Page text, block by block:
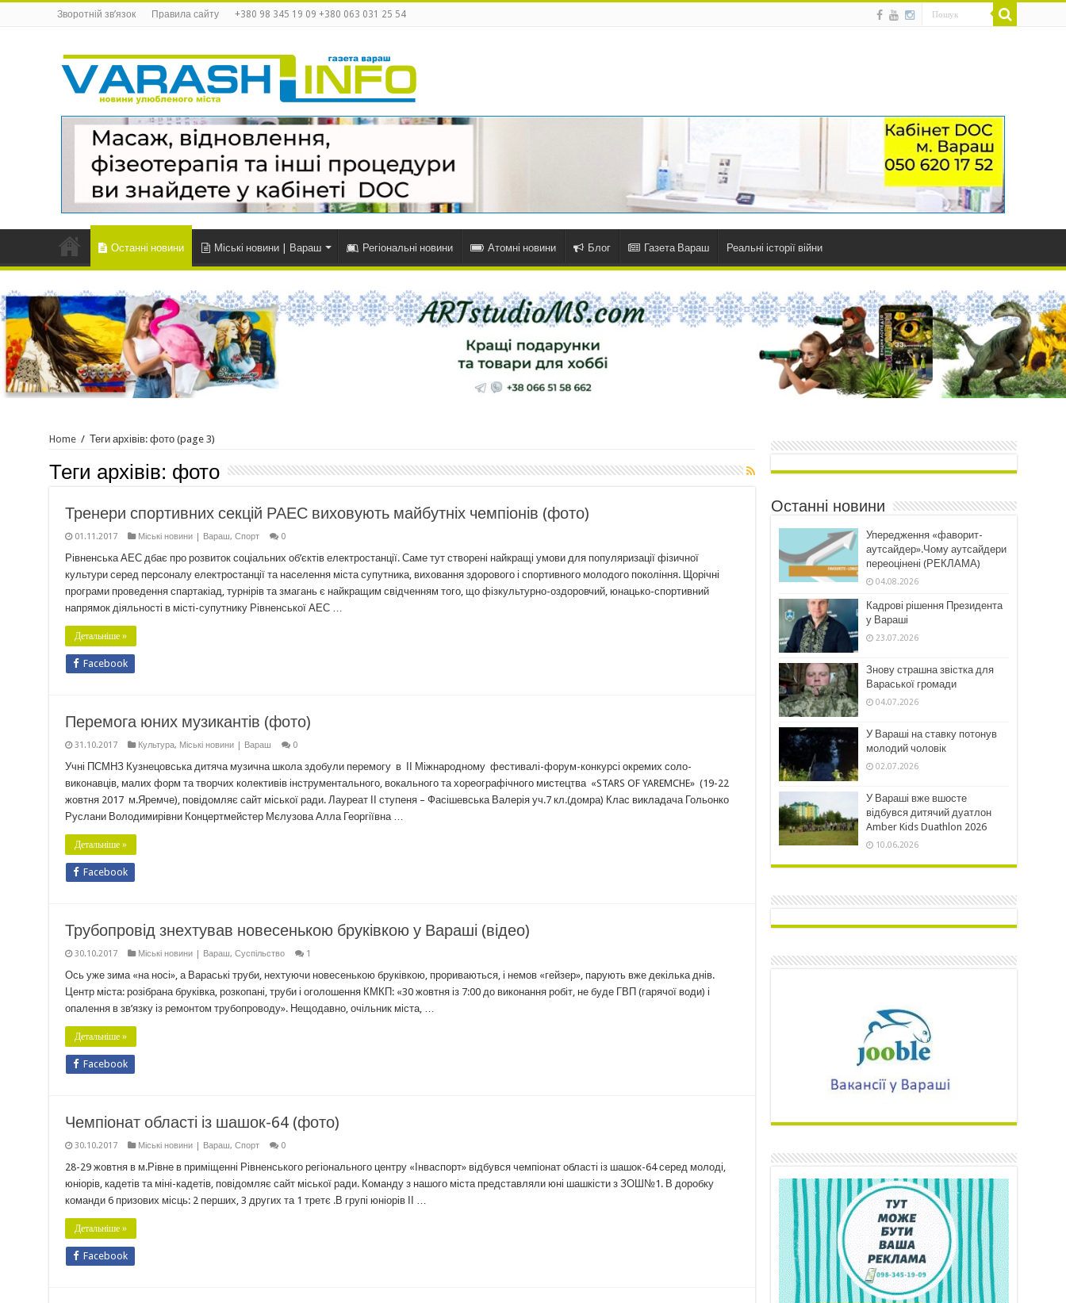
Зворотній зв’язок Правила сайту +380 98 345 19 09 +380 063 031 25 54
Останні новини Міські новини | Вараш Регіональні новини Атомні новини Блог Газета Вараш Реальні історії війни
Home / Теги архівів: фото (page 3)
Теги архівів: фото
Тренери спортивних секцій РАЕС виховують майбутніх чемпіонів (фото)
01.11.2017 Міські новини | Вараш, Спорт 0
Рівненська АЕС дбає про розвиток соціальних об’єктів електростанції. Саме тут створені найкращі умови для популяризації фізичної
культури серед персоналу електростанції та населення міста супутника, виховання здорового і спортивного молодого покоління. Щорічні
програми проведення спартакіад, турнірів та змагань є найкращим свідченням того, що фізкультурно-оздоровчий, юнацько-спортивний
напрямок діяльності в місті-супутнику Рівненської АЕС …
Детальніше »
Facebook
Перемога юних музикантів (фото)
31.10.2017 Культура, Міські новини | Вараш 0
Учні ПСМНЗ Кузнецовська дитяча музична школа здобули перемогу в ІІ Міжнародному фестивалі-форум-конкурсі окремих соло-
виконавців, малих форм та творчих колективів інструментального, вокального та хореографічного мистецтва «STARS OF YAREMCHE» (19-22
жовтня 2017 м.Яремче), повідомляє сайт міської ради. Лауреат ІІ ступеня – Фасішевська Валерія уч.7 кл.(домра) Клас викладача Гольонко
Руслани Володимирівни Концертмейстер Мєлузова Алла Георгіївна …
Детальніше »
Facebook
Трубопровід знехтував новесенькою бруківкою у Вараші (відео)
30.10.2017 Міські новини | Вараш, Суспільство 1
Ось уже зима «на носі», а Вараські труби, нехтуючи новесенькою бруківкою, прориваються, і немов «гейзер», парують вже декілька днів.
Центр міста: розібрана бруківка, розкопані, труби і оголошення КМКП: «30 жовтня із 7:00 до виконання робіт, не буде ГВП (гарячої води) і
опалення в зв’язку із ремонтом трубопроводу». Нещодавно, очільник міста, …
Детальніше »
Facebook
Чемпіонат області із шашок-64 (фото)
30.10.2017 Міські новини | Вараш, Спорт 0
28-29 жовтня в м.Рівне в приміщенні Рівненського регіонального центру «Інваспорт» відбувся чемпіонат області із шашок-64 серед молоді,
юніорів, кадетів та міні-кадетів, повідомляє сайт міської ради. Команду з нашого міста представляли юні шашкісти з ЗОШ№1. В доробку
команди 6 призових місць: 2 перших, 3 других та 1 третє .В групі юніорів ІІ …
Детальніше »
Facebook
Останні новини
Упередження «фаворит-
аутсайдер».Чому аутсайдери
переоцінені (РЕКЛАМА)
04.08.2026
Кадрові рішення Президента
у Вараші
23.07.2026
Знову страшна звістка для
Вараської громади
04.07.2026
У Вараші на ставку потонув
молодий чоловік
02.07.2026
У Вараші вже вшосте
відбувся дитячий дуатлон
Amber Kids Duathlon 2026
10.06.2026